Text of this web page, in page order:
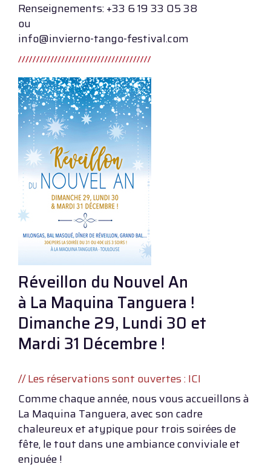
Renseignements: +33 6 19 33 05 38
ou
info@invierno-tango-festival.com
Réveillon du Nouvel An
à La Maquina Tanguera !
Dimanche 29, Lundi 30 et
Mardi 31 Décembre !
// Les réservations sont ouvertes : ICI
Comme chaque année, nous vous accueillons à
La Maquina Tanguera, avec son cadre
chaleureux et atypique pour trois soirées de
fête, le tout dans une ambiance conviviale et
enjouée !